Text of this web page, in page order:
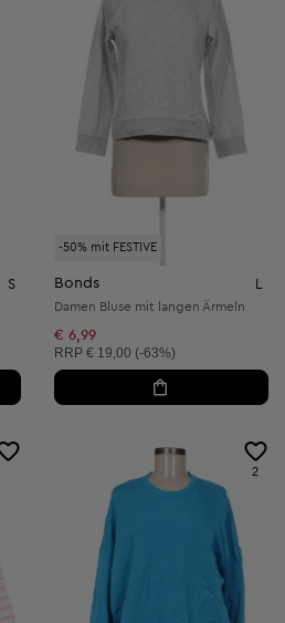
S
-50% mit FESTIVE
Bonds
Damen Bluse mit langen Ärmeln
€ 6,99
Unverbindliche Preisempfehlung:
RRP € 19,00 (-63%)
2